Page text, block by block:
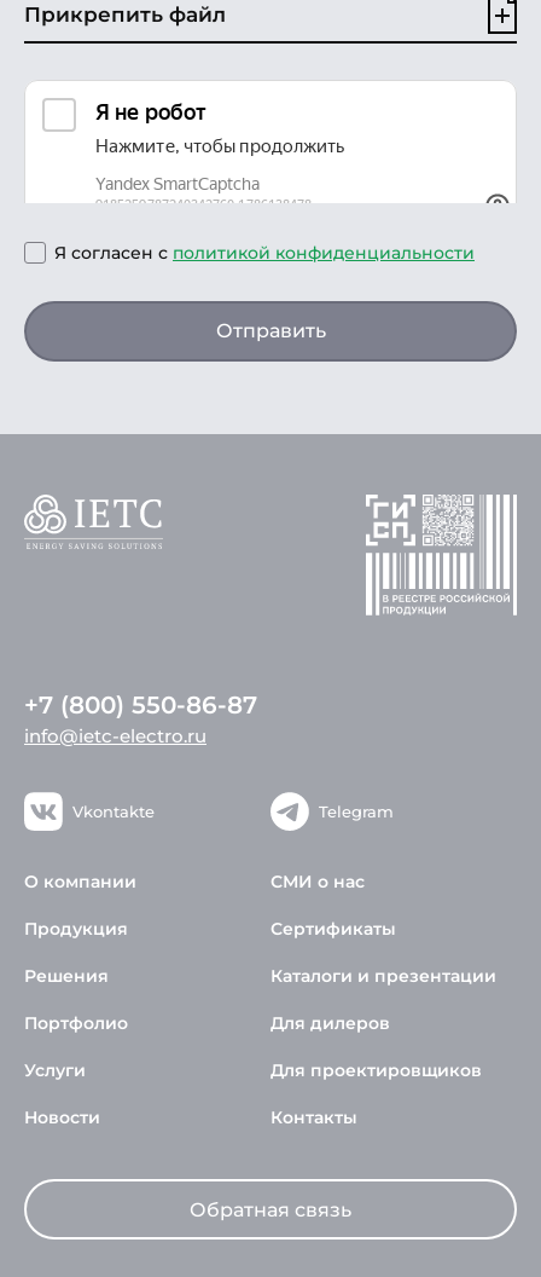
Прикрепить файл
Я согласен с политикой конфиденциальности
Отправить
+7 (800) 550-86-87
info@ietc-electro.ru
Vkontakte Telegram
О компании
Продукция
Решения
Портфолио
Услуги
Новости
СМИ о нас
Сертификаты
Каталоги и презентации
Для дилеров
Для проектировщиков
Контакты
Обратная связь